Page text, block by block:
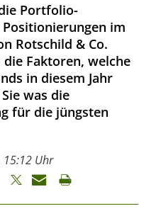
Portfolio-
im
Rotschild & Co.
die Faktoren, welche
in diesem Jahr
was die
für die jüngsten
15:12 Uhr